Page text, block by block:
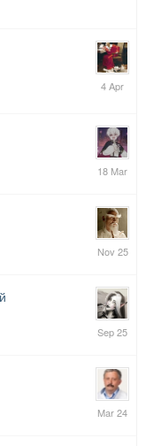
April
18
24
8
Sep
19